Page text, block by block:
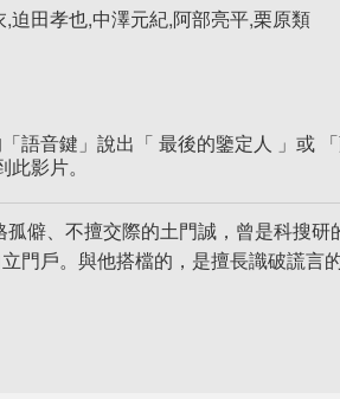
迫田孝也,中澤元紀,阿部亮平,栗原類
語音鍵」說出「 最後的鑒定人 」或
影片。
僻、不擅交際的土門誠，曾是科搜
門戶。與他搭檔的，是擅長識破謊言